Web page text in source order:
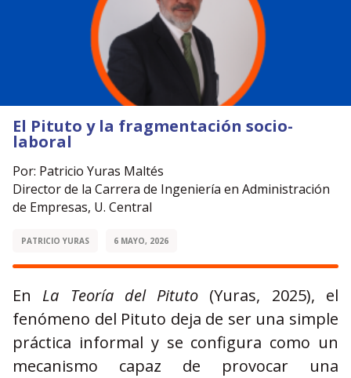
El Pituto y la fragmentación socio-
laboral
Por: Patricio Yuras Maltés
Director de la Carrera de Ingeniería en Administración
de Empresas, U. Central
PATRICIO YURAS 6 MAYO, 2026
En La Teoría del Pituto (Yuras, 2025), el
fenómeno del Pituto deja de ser una simple
práctica informal y se configura como un
mecanismo capaz de provocar una